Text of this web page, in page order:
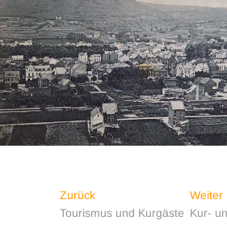
Beitragsnavigation
ZurückVorheriger
Beitrag:
Tourismus und Kurgäste
Weiter
Kur-